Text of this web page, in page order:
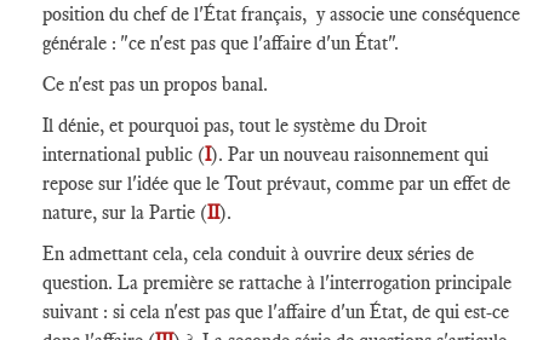
position du chef de l'État français, y associe une conséquence
générale : "ce n'est pas que l'affaire d'un État".
Ce n'est pas un propos banal.
Il dénie, et pourquoi pas, tout le système du Droit
international public (I). Par un nouveau raisonnement qui
repose sur l'idée que le Tout prévaut, comme par un effet de
nature, sur la Partie (II).
En admettant cela, cela conduit à ouvrire deux séries de
question. La première se rattache à l'interrogation principale
suivant : si cela n'est pas que l'affaire d'un État, de qui est-ce